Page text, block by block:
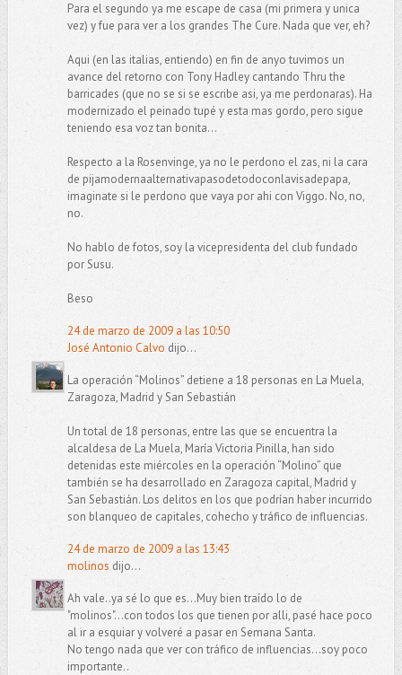
Para el segundo ya me escape de casa (mi primera y unica
vez) y fue para ver a los grandes The Cure. Nada que ver, eh?
Aqui (en las italias, entiendo) en fin de anyo tuvimos un
avance del retorno con Tony Hadley cantando Thru the
barricades (que no se si se escribe asi, ya me perdonaras). Ha
modernizado el peinado tupé y esta mas gordo, pero sigue
teniendo esa voz tan bonita...
Respecto a la Rosenvinge, ya no le perdono el zas, ni la cara
de pijamodernaalternativapasodetodoconlavisadepapa,
imaginate si le perdono que vaya por ahi con Viggo. No, no,
no.
No hablo de fotos, soy la vicepresidenta del club fundado
por Susu.
Beso
24 de marzo de 2009 a las 10:50
José Antonio Calvo dijo...
La operación “Molinos” detiene a 18 personas en La Muela,
Zaragoza, Madrid y San Sebastián
Un total de 18 personas, entre las que se encuentra la
alcaldesa de La Muela, María Victoria Pinilla, han sido
detenidas este miércoles en la operación “Molino” que
también se ha desarrollado en Zaragoza capital, Madrid y
San Sebastián. Los delitos en los que podrían haber incurrido
son blanqueo de capitales, cohecho y tráfico de influencias.
24 de marzo de 2009 a las 13:43
molinos dijo...
Ah vale..ya sé lo que es...Muy bien traído lo de
"molinos"...con todos los que tienen por alli, pasé hace poco
al ir a esquiar y volveré a pasar en Semana Santa.
No tengo nada que ver con tráfico de influencias...soy poco
importante..